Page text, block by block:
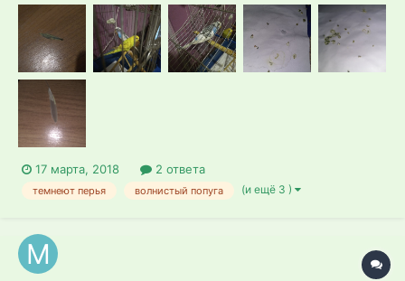
17 марта, 2018 2 ответа
темнеют перья волнистый попуга (и ещё 3 )